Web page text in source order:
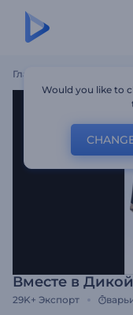
Главная
Вместе в
29K+ Экспорт
Would you like to